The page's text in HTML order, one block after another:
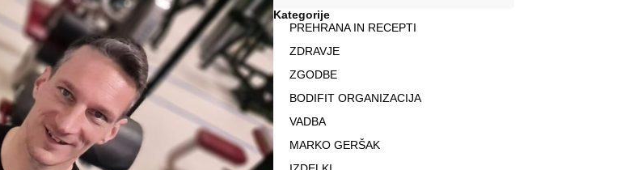
Kategorije
PREHRANA IN RECEPTI
ZDRAVJE
ZGODBE
BODIFIT ORGANIZACIJA
VADBA
MARKO GERŠAK